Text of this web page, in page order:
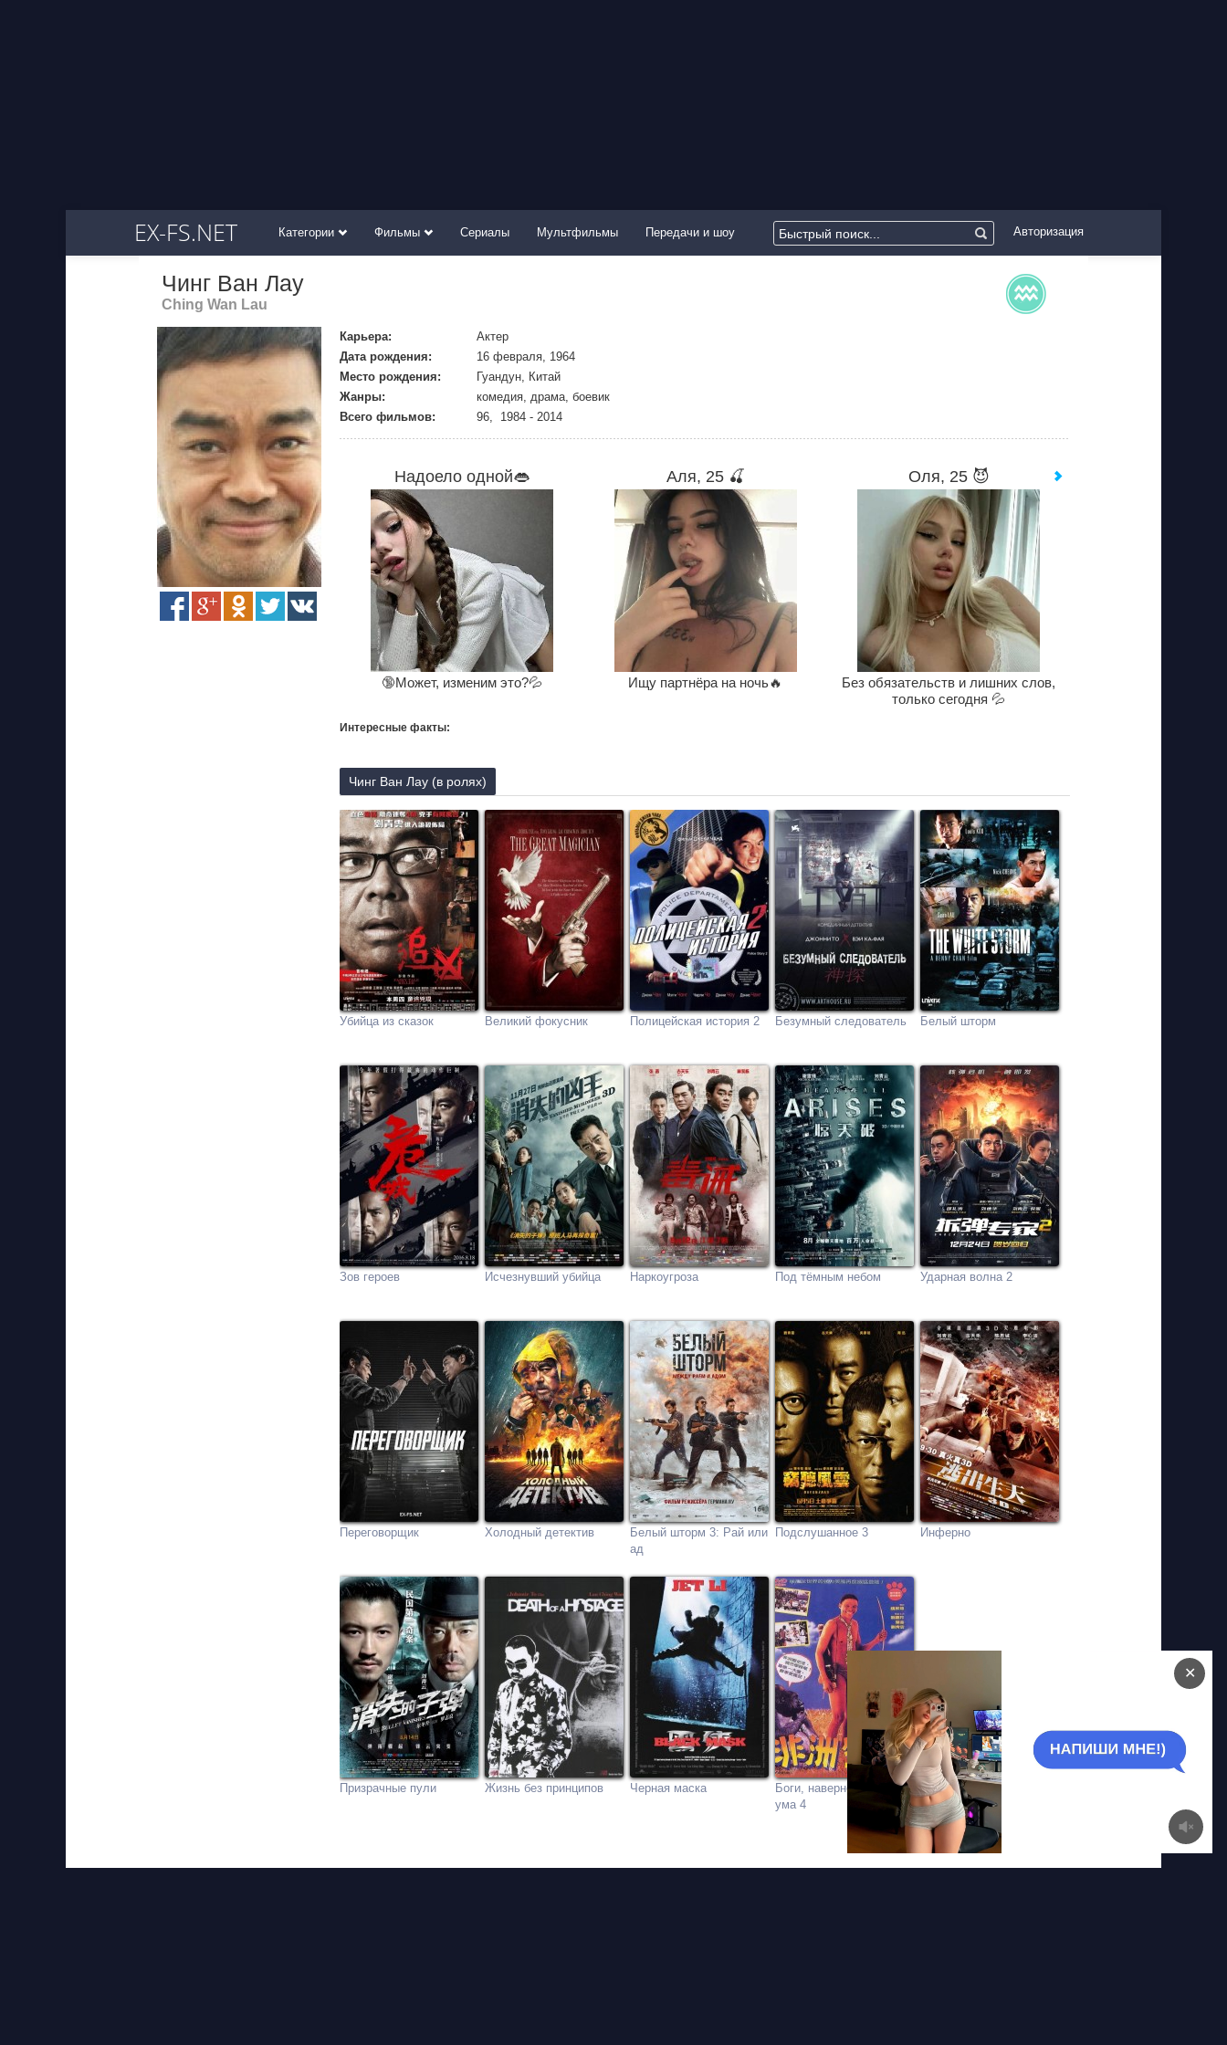
EX-FS.NET Категории Фильмы Сериалы Мультфильмы Передачи и шоу Авторизация
Чинг Ван Лау
Ching Wan Lau
Карьера:
Актер
Дата рождения:
16 февраля, 1964
Место рождения:
Гуандун, Китай
Жанры:
комедия, драма, боевик
Всего фильмов:
96, 1984 - 2014
Надоело одной👄
🔞Может, изменим это?💦
Аля, 25 🍒
Ищу партнёра на ночь🔥
Оля, 25 😈
Без обязательств и лишних слов,
только сегодня 💦
Интересные факты:
Чинг Ван Лау (в ролях)
Убийца из сказок Великий фокусник Полицейская история 2 Безумный следователь Белый шторм
Зов героев Исчезнувший убийца Наркоугроза Под тёмным небом Ударная волна 2
Переговорщик Холодный детектив
Белый шторм 3: Рай или
ад
Подслушанное 3 Инферно
Призрачные пули Жизнь без принципов Черная маска
Боги, наверное, сошли с
ума 4
✕